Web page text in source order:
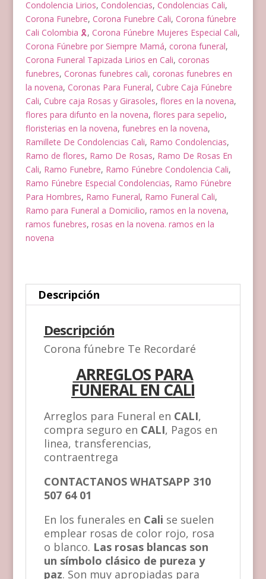
Condolencia Lirios, Condolencias, Condolencias Cali,
Corona Funebre, Corona Funebre Cali, Corona fúnebre
Cali Colombia 🎗️, Corona Fúnebre Mujeres Especial Cali,
Corona Fúnebre por Siempre Mamá, corona funeral,
Corona Funeral Tapizada Lirios en Cali, coronas
funebres, Coronas funebres cali, coronas funebres en
la novena, Coronas Para Funeral, Cubre Caja Fúnebre
Cali, Cubre caja Rosas y Girasoles, flores en la novena,
flores para difunto en la novena, flores para sepelio,
floristerias en la novena, funebres en la novena,
Ramillete De Condolencias Cali, Ramo Condolencias,
Ramo de flores, Ramo De Rosas, Ramo De Rosas En
Cali, Ramo Funebre, Ramo Fúnebre Condolencia Cali,
Ramo Fúnebre Especial Condolencias, Ramo Fúnebre
Para Hombres, Ramo Funeral, Ramo Funeral Cali,
Ramo para Funeral a Domicilio, ramos en la novena,
ramos funebres, rosas en la novena. ramos en la
novena
Descripción
Descripción
Corona fúnebre Te Recordaré
ARREGLOS PARA
FUNERAL EN CALI
Arreglos para Funeral en CALI,
compra seguro en CALI, Pagos en
linea, transferencias,
contraentrega
CONTACTANOS WHATSAPP 310
507 64 01
En los funerales en Cali se suelen
emplear rosas de color rojo, rosa
o blanco. Las rosas blancas son
un símbolo clásico de pureza y
paz. Son muy apropiadas para